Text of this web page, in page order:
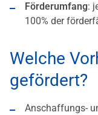
Förderumfang:
100% der
Welche
gefördert?
Anschaffungs-